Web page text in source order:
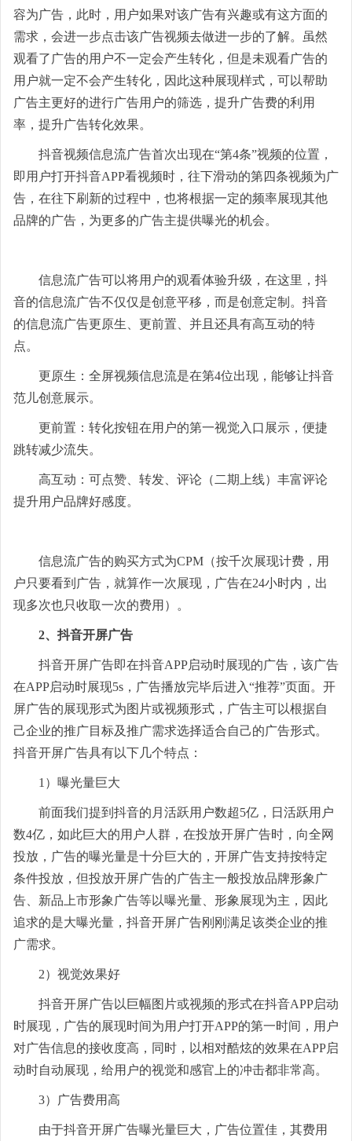
搜狗开户
360搜索开户
神马搜索开户
爱奇艺广告开户
容为广告，此时，用户如果对该广告有兴趣或有这方面的
需求，会进一步点击该广告视频去做进一步的了解。虽然
观看了广告的用户不一定会产生转化，但是未观看广告的
用户就一定不会产生转化，因此这种展现样式，可以帮助
广告主更好的进行广告用户的筛选，提升广告费的利用
率，提升广告转化效果。
抖音视频信息流广告首次出现在“第4条”视频的位置，
即用户打开抖音APP看视频时，往下滑动的第四条视频为广
告，在往下刷新的过程中，也将根据一定的频率展现其他
品牌的广告，为更多的广告主提供曝光的机会。
信息流广告可以将用户的观看体验升级，在这里，抖
音的信息流广告不仅仅是创意平移，而是创意定制。抖音
的信息流广告更原生、更前置、并且还具有高互动的特
点。
更原生：全屏视频信息流是在第4位出现，能够让抖音
范儿创意展示。
更前置：转化按钮在用户的第一视觉入口展示，便捷
跳转减少流失。
高互动：可点赞、转发、评论（二期上线）丰富评论
提升用户品牌好感度。
信息流广告的购买方式为CPM（按千次展现计费，用
户只要看到广告，就算作一次展现，广告在24小时内，出
现多次也只收取一次的费用）。
2、抖音开屏广告
抖音开屏广告即在抖音APP启动时展现的广告，该广告
在APP启动时展现5s，广告播放完毕后进入“推荐”页面。开
屏广告的展现形式为图片或视频形式，广告主可以根据自
己企业的推广目标及推广需求选择适合自己的广告形式。
抖音开屏广告具有以下几个特点：
1）曝光量巨大
前面我们提到抖音的月活跃用户数超5亿，日活跃用户
数4亿，如此巨大的用户人群，在投放开屏广告时，向全网
投放，广告的曝光量是十分巨大的，开屏广告支持按特定
条件投放，但投放开屏广告的广告主一般投放品牌形象广
告、新品上市形象广告等以曝光量、形象展现为主，因此
追求的是大曝光量，抖音开屏广告刚刚满足该类企业的推
广需求。
2）视觉效果好
抖音开屏广告以巨幅图片或视频的形式在抖音APP启动
时展现，广告的展现时间为用户打开APP的第一时间，用户
对广告信息的接收度高，同时，以相对酷炫的效果在APP启
动时自动展现，给用户的视觉和感官上的冲击都非常高。
3）广告费用高
由于抖音开屏广告曝光量巨大，广告位置佳，其费用